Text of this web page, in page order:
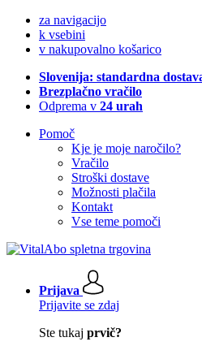
za navigacijo
k vsebini
v nakupovalno košarico
Slovenija: standardna
Brezplačno vračilo
Odprema v 24 urah
Pomoč
Kje je moje naročilo?
Vračilo
Stroški dostave
Možnosti plačila
Kontakt
Vse teme pomoči
Prijava
Prijavite se zdaj
Ste tukaj prvič?